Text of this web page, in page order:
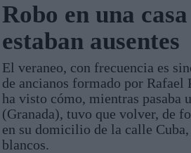
Módulos Portada Jaén Provincia
Robo en una
estaban ausentes
El veraneo, con frecuencia es
de ancianos formado por Rafael
ha visto cómo, mientras pasaba
(Granada), tuvo que volver, de
en su domicilio de la calle
blancos.